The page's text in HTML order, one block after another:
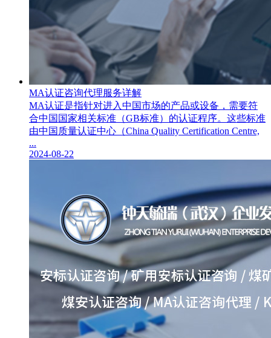
MA认证咨询代理服务详解
MA认证是指针对进入中国市场的产品或设备，需要符
合中国国家相关标准（GB标准）的认证程序。这些标准
由中国质量认证中心（China Quality Certification Centre,
...
2024-08-22